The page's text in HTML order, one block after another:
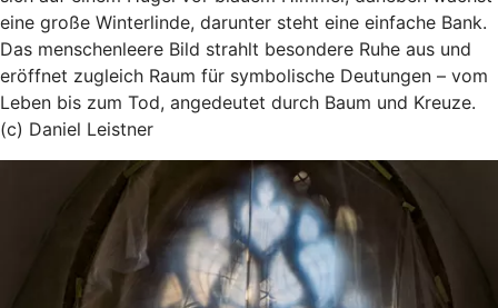
eine große Winterlinde, darunter steht eine einfache Bank.
Das menschenleere Bild strahlt besondere Ruhe aus und
eröffnet zugleich Raum für symbolische Deutungen – vom
Leben bis zum Tod, angedeutet durch Baum und Kreuze.
(c) Daniel Leistner